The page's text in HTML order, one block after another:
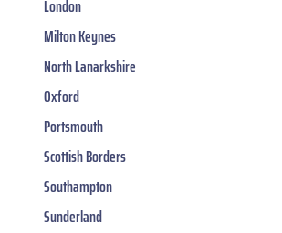
London
Milton Keynes
North Lanarkshire
Oxford
Portsmouth
Scottish Borders
Southampton
Sunderland